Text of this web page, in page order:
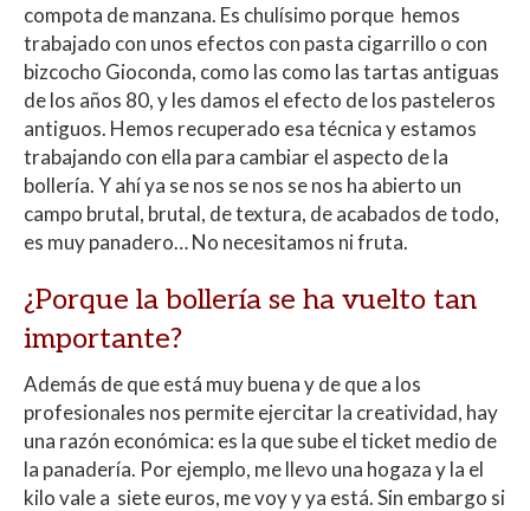
compota de manzana. Es chulísimo porque hemos
trabajado con unos efectos con pasta cigarrillo o con
bizcocho Gioconda, como las como las tartas antiguas
de los años 80, y les damos el efecto de los pasteleros
antiguos. Hemos recuperado esa técnica y estamos
trabajando con ella para cambiar el aspecto de la
bollería. Y ahí ya se nos se nos se nos ha abierto un
campo brutal, brutal, de textura, de acabados de todo,
es muy panadero… No necesitamos ni fruta.
¿Porque la bollería se ha vuelto tan
importante?
Además de que está muy buena y de que a los
profesionales nos permite ejercitar la creatividad, hay
una razón económica: es la que sube el ticket medio de
la panadería. Por ejemplo, me llevo una hogaza y la el
kilo vale a siete euros, me voy y ya está. Sin embargo si